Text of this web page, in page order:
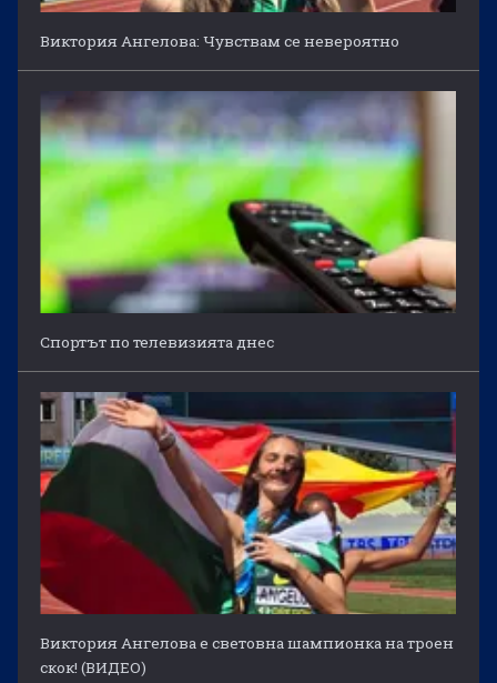
Виктория Ангелова: Чувствам се невероятно
Спортът по телевизията днес
Виктория Ангелова е световна шампионка на троен
скок! (ВИДЕО)